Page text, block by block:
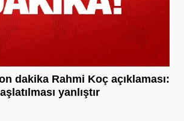
dakika Rahmi Koç açıklaması:
yanlıştır